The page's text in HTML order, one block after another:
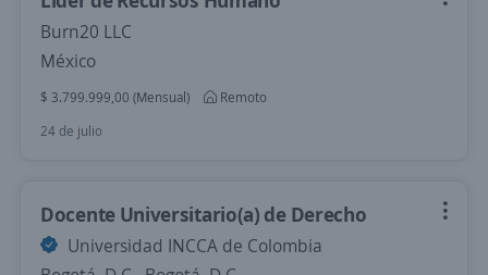
Burn20 LLC
México
$ 3.799.999,00 (Mensual)
Remoto
24 de julio
Docente Universitario(a) de Derecho
Universidad INCCA de Colombia